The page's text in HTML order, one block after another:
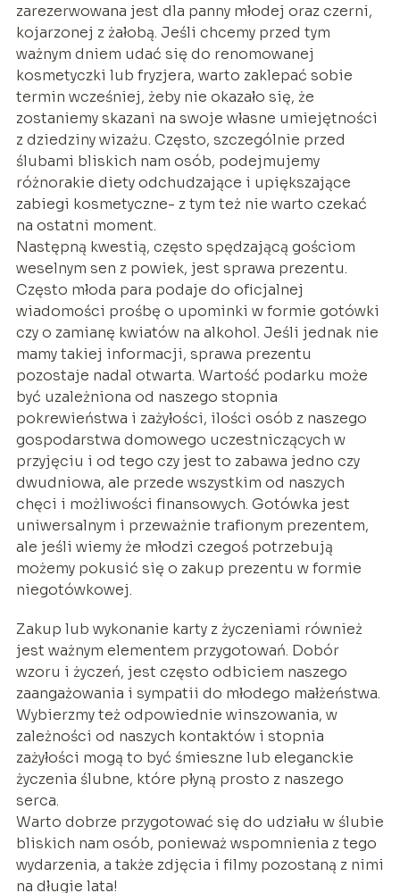
zarezerwowana jest dla panny młodej oraz czerni,
kojarzonej z żałobą. Jeśli chcemy przed tym
ważnym dniem udać się do renomowanej
kosmetyczki lub fryzjera, warto zaklepać sobie
termin wcześniej, żeby nie okazało się, że
zostaniemy skazani na swoje własne umiejętności
z dziedziny wizażu. Często, szczególnie przed
ślubami bliskich nam osób, podejmujemy
różnorakie diety odchudzające i upiększające
zabiegi kosmetyczne- z tym też nie warto czekać
na ostatni moment.
Następną kwestią, często spędzającą gościom
weselnym sen z powiek, jest sprawa prezentu.
Często młoda para podaje do oficjalnej
wiadomości prośbę o upominki w formie gotówki
czy o zamianę kwiatów na alkohol. Jeśli jednak nie
mamy takiej informacji, sprawa prezentu
pozostaje nadal otwarta. Wartość podarku może
być uzależniona od naszego stopnia
pokrewieństwa i zażyłości, ilości osób z naszego
gospodarstwa domowego uczestniczących w
przyjęciu i od tego czy jest to zabawa jedno czy
dwudniowa, ale przede wszystkim od naszych
chęci i możliwości finansowych. Gotówka jest
uniwersalnym i przeważnie trafionym prezentem,
ale jeśli wiemy że młodzi czegoś potrzebują
możemy pokusić się o zakup prezentu w formie
niegotówkowej.
Zakup lub wykonanie karty z życzeniami również
jest ważnym elementem przygotowań. Dobór
wzoru i życzeń, jest często odbiciem naszego
zaangażowania i sympatii do młodego małżeństwa.
Wybierzmy też odpowiednie winszowania, w
zależności od naszych kontaktów i stopnia
zażyłości mogą to być śmieszne lub eleganckie
życzenia ślubne, które płyną prosto z naszego
serca.
Warto dobrze przygotować się do udziału w ślubie
bliskich nam osób, ponieważ wspomnienia z tego
wydarzenia, a także zdjęcia i filmy pozostaną z nimi
na długie lata!